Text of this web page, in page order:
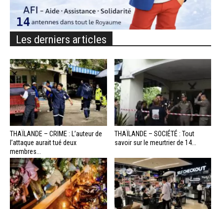
Les derniers articles
THAÏLANDE – CRIME : L’auteur de
l’attaque aurait tué deux
membres...
THAÏLANDE – SOCIÉTÉ : Tout
savoir sur le meurtrier de 14...